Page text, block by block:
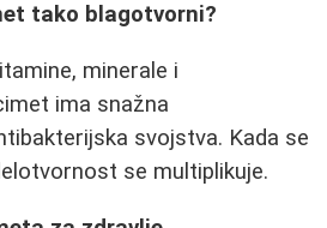
tako blagotvorni?
minerale i
ima snažna
svojstva. Kada se
se multiplikuje.